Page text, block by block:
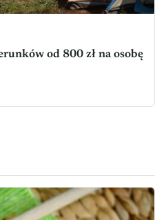
od 800 zł na osobę